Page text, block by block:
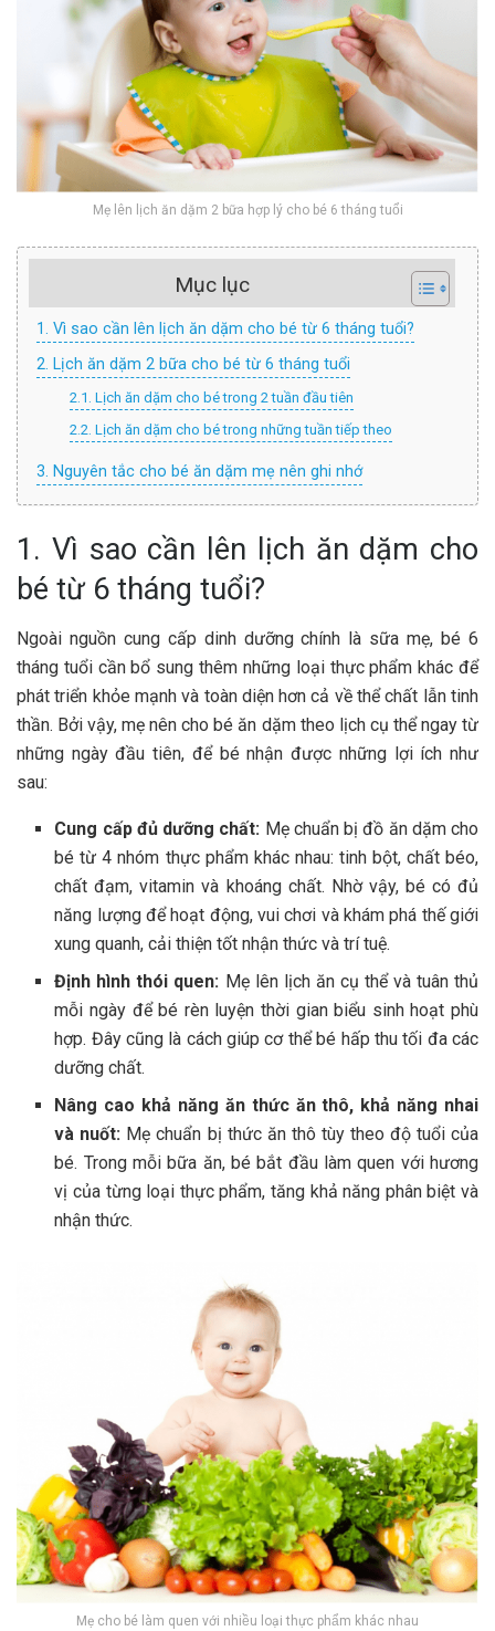
Mẹ lên lịch ăn dặm 2 bữa hợp lý cho bé 6 tháng tuổi
Mục lục
1. Vì sao cần lên lịch ăn dặm cho bé từ 6 tháng tuổi?
2. Lịch ăn dặm 2 bữa cho bé từ 6 tháng tuổi
2.1. Lịch ăn dặm cho bé trong 2 tuần đầu tiên
2.2. Lịch ăn dặm cho bé trong những tuần tiếp theo
3. Nguyên tắc cho bé ăn dặm mẹ nên ghi nhớ
1. Vì sao cần lên lịch ăn dặm cho
bé từ 6 tháng tuổi?
Ngoài nguồn cung cấp dinh dưỡng chính là sữa mẹ, bé 6
tháng tuổi cần bổ sung thêm những loại thực phẩm khác để
phát triển khỏe mạnh và toàn diện hơn cả về thể chất lẫn tinh
thần. Bởi vậy, mẹ nên cho bé ăn dặm theo lịch cụ thể ngay từ
những ngày đầu tiên, để bé nhận được những lợi ích như
sau:
Cung cấp đủ dưỡng chất: Mẹ chuẩn bị đồ ăn dặm cho
bé từ 4 nhóm thực phẩm khác nhau: tinh bột, chất béo,
chất đạm, vitamin và khoáng chất. Nhờ vậy, bé có đủ
năng lượng để hoạt động, vui chơi và khám phá thế giới
xung quanh, cải thiện tốt nhận thức và trí tuệ.
Định hình thói quen: Mẹ lên lịch ăn cụ thể và tuân thủ
mỗi ngày để bé rèn luyện thời gian biểu sinh hoạt phù
hợp. Đây cũng là cách giúp cơ thể bé hấp thu tối đa các
dưỡng chất.
Nâng cao khả năng ăn thức ăn thô, khả năng nhai
và nuốt: Mẹ chuẩn bị thức ăn thô tùy theo độ tuổi của
bé. Trong mỗi bữa ăn, bé bắt đầu làm quen với hương
vị của từng loại thực phẩm, tăng khả năng phân biệt và
nhận thức.
Mẹ cho bé làm quen với nhiều loại thực phẩm khác nhau